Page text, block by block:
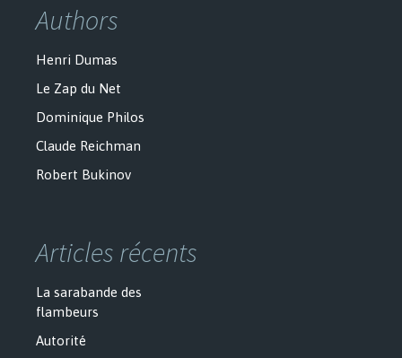
Authors
Henri Dumas
Le Zap du Net
Dominique Philos
Claude Reichman
Robert Bukinov
Articles récents
La sarabande des
flambeurs
Autorité